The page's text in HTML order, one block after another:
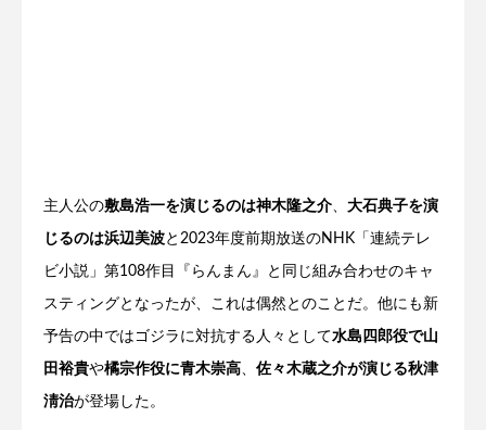
主人公の敷島浩一を演じるのは神木隆之介 大石典子を演
じるのは浜辺美波と2023年度前期放送のNHK「連続テレ
ビ小説」第108作目『らんまん』と同じ組み合わせのキャ
スティングとなったが、これは偶然とのことだ。他にも新
予告の中ではゴジラに対抗する人々として水島四郎役で山
田裕貴や橘宗作役に青木崇高 佐々木蔵之介が演じる秋津
淸治が登場した。